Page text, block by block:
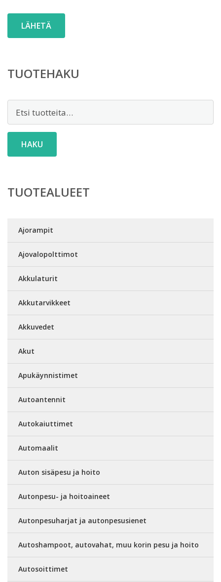
TUOTEHAKU
HAKU
TUOTEALUEET
Ajorampit
Ajovalopolttimot
Akkulaturit
Akkutarvikkeet
Akkuvedet
Akut
Apukäynnistimet
Autoantennit
Autokaiuttimet
Automaalit
Auton sisäpesu ja hoito
Autonpesu- ja hoitoaineet
Autonpesuharjat ja autonpesusienet
Autoshampoot, autovahat, muu korin pesu ja hoito
Autosoittimet